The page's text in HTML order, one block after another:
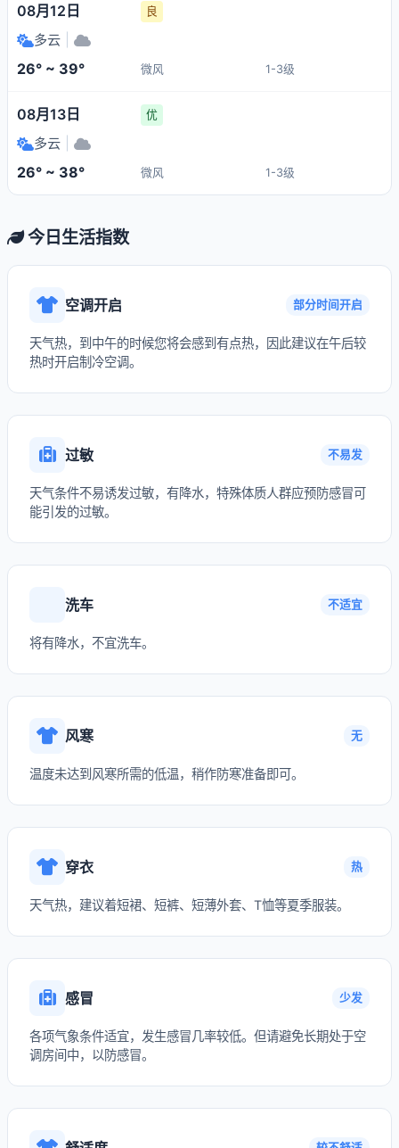
08月12日 良
多云
26° ~ 39° 微风 1-3级
08月13日 优
多云
26° ~ 38° 微风 1-3级
今日生活指数
空调开启 部分时间开启
天气热，到中午的时候您将会感到有点热，因此建议在午后较
热时开启制冷空调。
过敏 不易发
天气条件不易诱发过敏，有降水，特殊体质人群应预防感冒可
能引发的过敏。
洗车 不适宜
将有降水，不宜洗车。
风寒 无
温度未达到风寒所需的低温，稍作防寒准备即可。
穿衣 热
天气热，建议着短裙、短裤、短薄外套、T恤等夏季服装。
感冒 少发
各项气象条件适宜，发生感冒几率较低。但请避免长期处于空
调房间中，以防感冒。